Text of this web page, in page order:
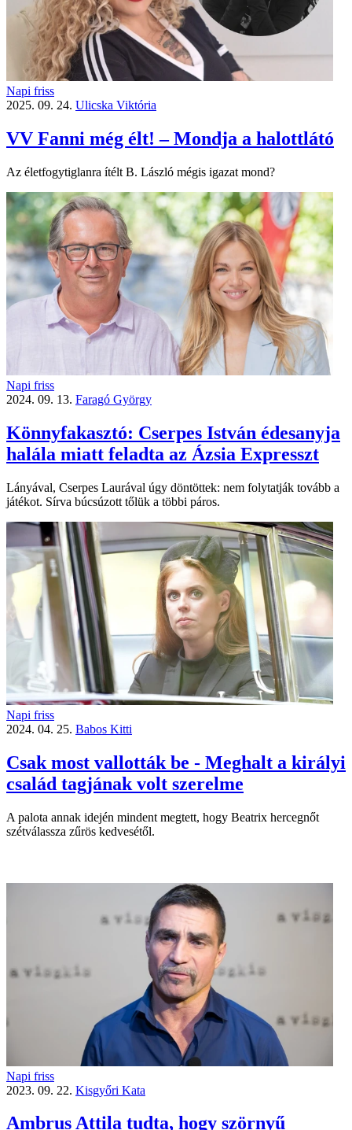
Napi friss
2025. 09. 24. Ulicska Viktória
VV Fanni még élt! – Mondja a halottlátó
Az életfogytiglanra ítélt B. László mégis igazat mond?
Napi friss
2024. 09. 13. Faragó György
Könnyfakasztó: Cserpes István édesanyja
halála miatt feladta az Ázsia Expresszt
Lányával, Cserpes Laurával úgy döntöttek: nem folytatják tovább a
játékot. Sírva búcsúzott tőlük a többi páros.
Napi friss
2024. 04. 25. Babos Kitti
Csak most vallották be - Meghalt a királyi
család tagjának volt szerelme
A palota annak idején mindent megtett, hogy Beatrix hercegnőt
szétválassza zűrös kedvesétől.
Napi friss
2023. 09. 22. Kisgyőri Kata
Ambrus Attila tudta, hogy szörnyű